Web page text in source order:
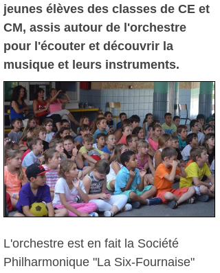
jeunes élèves des classes de CE et
CM, assis autour de l'orchestre
pour l'écouter et découvrir la
musique et leurs instruments.
L'orchestre est en fait la Société
Philharmonique "La Six-Fournaise"